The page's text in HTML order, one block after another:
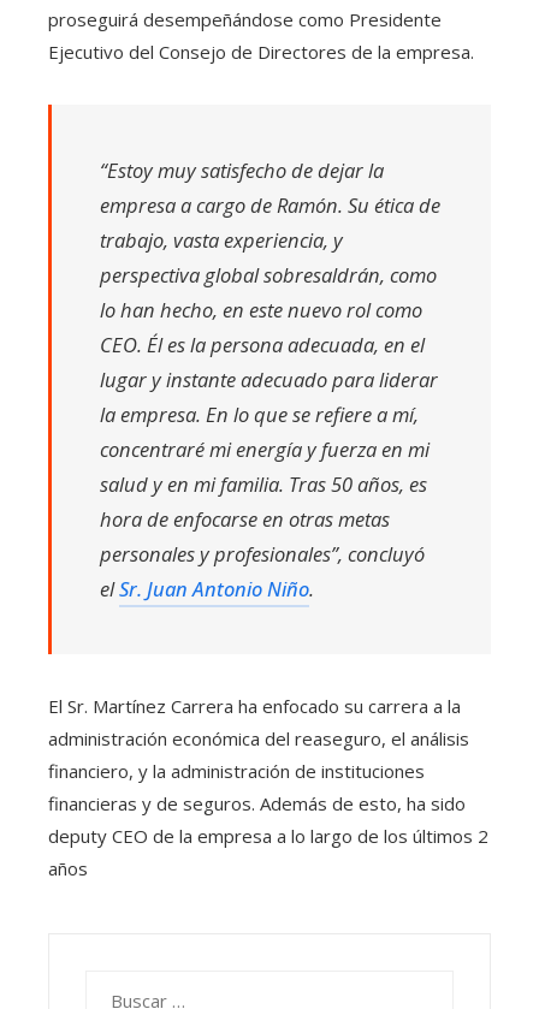
proseguirá desempeñándose como Presidente
Ejecutivo del Consejo de Directores de la empresa.
“Estoy muy satisfecho de dejar la
empresa a cargo de Ramón. Su ética de
trabajo, vasta experiencia, y
perspectiva global sobresaldrán, como
lo han hecho, en este nuevo rol como
CEO. Él es la persona adecuada, en el
lugar y instante adecuado para liderar
la empresa. En lo que se refiere a mí,
concentraré mi energía y fuerza en mi
salud y en mi familia. Tras 50 años, es
hora de enfocarse en otras metas
personales y profesionales”, concluyó
elSr. Juan Antonio Niño.
El Sr. Martínez Carrera ha enfocado su carrera a la
administración económica del reaseguro, el análisis
financiero, y la administración de instituciones
financieras y de seguros. Además de esto, ha sido
deputy CEO de la empresa a lo largo de los últimos 2
años